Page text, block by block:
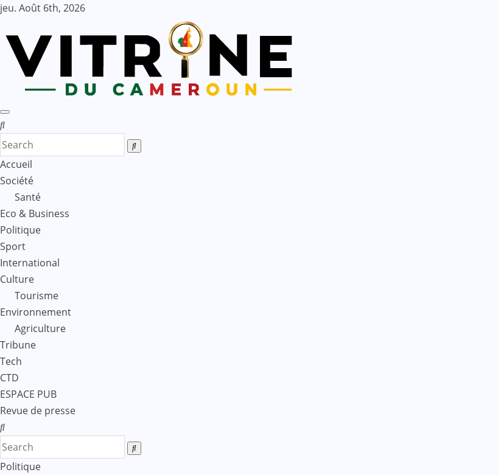
Skip
content
jeu. Août 6th, 2026
Accueil
Société
Santé
Eco & Business
Politique
Sport
International
Culture
Tourisme
Environnement
Agriculture
Tribune
Tech
CTD
ESPACE PUB
Revue de presse
Politique